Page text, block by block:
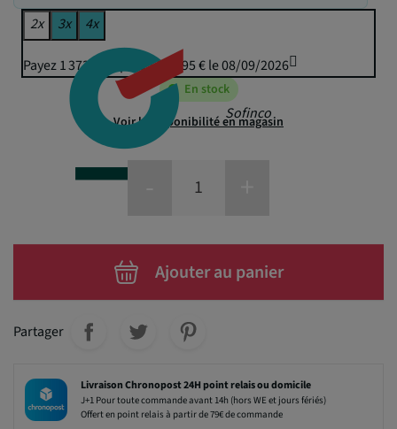
Sofinco
2x 3x 4x
Payez 1 373,16 € puis 1 349,95 € le 08/09/2026
En stock
Voir la disponibilité en magasin
Ajouter au panier
Partager
Livraison Chronopost 24H point relais ou domicile
J+1 Pour toute commande avant 14h (hors WE et jours fériés)
Offert en point relais à partir de 79€ de commande